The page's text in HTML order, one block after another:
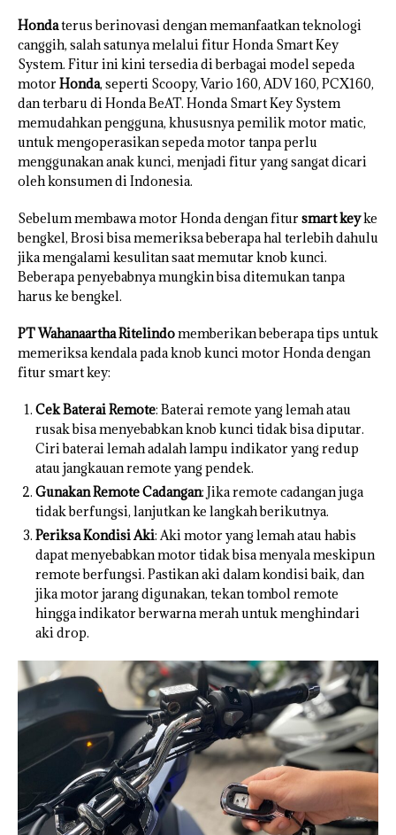
Hondaterus berinovasi dengan memanfaatkan teknologi
canggih, salah satunya melalui fitur Honda Smart Key
System. Fitur ini kini tersedia di berbagai model sepeda
motorHonda, seperti Scoopy, Vario 160, ADV 160, PCX160,
dan terbaru di Honda BeAT. Honda Smart Key System
memudahkan pengguna, khususnya pemilik motor matic,
untuk mengoperasikan sepeda motor tanpa perlu
menggunakan anak kunci, menjadi fitur yang sangat dicari
oleh konsumen di Indonesia.
Sebelum membawa motor Honda dengan fitursmart keyke
bengkel, Brosi bisa memeriksa beberapa hal terlebih dahulu
jika mengalami kesulitan saat memutar knob kunci.
Beberapa penyebabnya mungkin bisa ditemukan tanpa
harus ke bengkel.
PT Wahanaartha Ritelindomemberikan beberapa tips untuk
memeriksa kendala pada knob kunci motor Honda dengan
fitur smart key:
Cek Baterai Remote: Baterai remote yang lemah atau
rusak bisa menyebabkan knob kunci tidak bisa diputar.
Ciri baterai lemah adalah lampu indikator yang redup
atau jangkauan remote yang pendek.
Gunakan Remote Cadangan: Jika remote cadangan juga
tidak berfungsi, lanjutkan ke langkah berikutnya.
Periksa Kondisi Aki: Aki motor yang lemah atau habis
dapat menyebabkan motor tidak bisa menyala meskipun
remote berfungsi. Pastikan aki dalam kondisi baik, dan
jika motor jarang digunakan, tekan tombol remote
hingga indikator berwarna merah untuk menghindari
aki drop.